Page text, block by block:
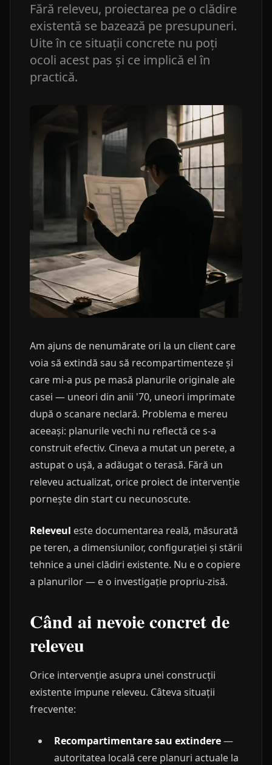
Fără releveu, proiectarea pe o clădire
existentă se bazează pe presupuneri.
Uite în ce situații concrete nu poți
ocoli acest pas și ce implică el în
practică.
Am ajuns de nenumărate ori la un client care
voia să extindă sau să recompartimenteze și
care mi-a pus pe masă planurile originale ale
casei — uneori din anii '70, uneori imprimate
după o scanare neclară. Problema e mereu
aceeași: planurile vechi nu reflectă ce s-a
construit efectiv. Cineva a mutat un perete, a
astupat o ușă, a adăugat o terasă. Fără un
releveu actualizat, orice proiect de intervenție
pornește din start cu necunoscute.
Releveul este documentarea reală, măsurată
pe teren, a dimensiunilor, configurației și stării
tehnice a unei clădiri existente. Nu e o copiere
a planurilor — e o investigație propriu-zisă.
Când ai nevoie concret de
releveu
Orice intervenție asupra unei construcții
existente impune releveu. Câteva situații
frecvente:
Recompartimentare sau extindere—
autoritatea locală cere planuri actuale la